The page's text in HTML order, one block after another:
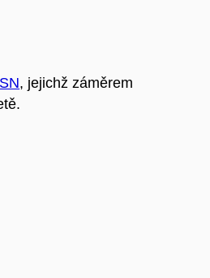
, jejichž záměrem